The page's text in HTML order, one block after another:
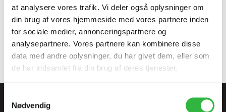
at analysere vores trafik. Vi deler også oplysninger om
din brug af vores hjemmeside med vores partnere inden
for sociale medier, annonceringspartnere og
analysepartnere. Vores partnere kan kombinere disse
data med andre oplysninger, du har givet dem, eller som
de har indsamlet fra din brug af deres tjenester.
Nødvendig
Fortsæt
Avanceret søgning